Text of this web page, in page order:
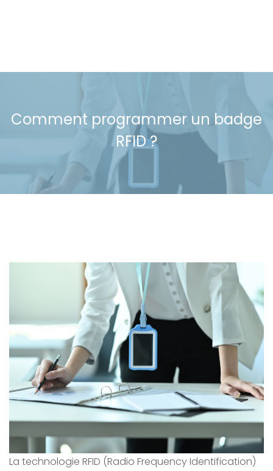
Comment programmer un badge
RFID ?
La technologie RFID (Radio Frequency Identification)